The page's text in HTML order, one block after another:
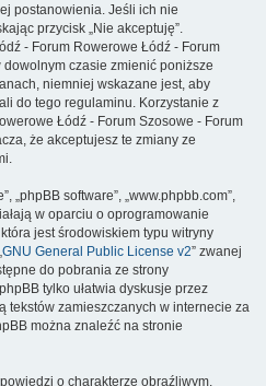
postanowienia. Jeśli ich nie
przycisk „Nie akceptuję”.
- Forum Rowerowe Łódź - Forum
dowolnym czasie zmienić poniższe
niemniej wskazane jest, aby
do tego regulaminu. Korzystanie z
Łódź - Forum Szosowe - Forum
że akceptujesz te zmiany ze
„phpBB software”, „www.phpbb.com”,
w oparciu o oprogramowanie
jest środowiskiem typu witryny
GNU General Public License v2” zwanej
do pobrania ze strony
tylko ułatwia dyskusje przez
tekstów zamieszczanych w internecie za
można znaleźć na stronie
o charakterze obraźliwym,